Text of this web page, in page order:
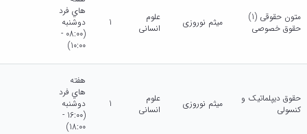
متون حقوقی (1)
حقوق خصوصی
میثم نوروزی
علوم
انسانی
1
هاي فرد
دوشنبه
(08:00 -
10:00)
حقوق دیپلماتیک و
کنسولی
میثم نوروزی
علوم
انسانی
1
هفته
هاي فرد
دوشنبه
(16:00 -
18:00)